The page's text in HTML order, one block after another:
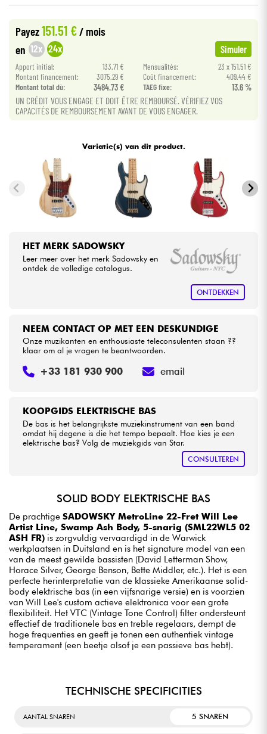
Sets
Payez151.51 € / mois
en 12x 24x Simuler
Apport initial: 133.71 € Mensualités:
23 x 151.51 €
Montant financement:
3075.29 € Coût financement:
409.44 €
Montant total dù:
3484.73 € TAEG fixe: 13.6 %
UN CRÉDIT VOUS ENGAGE ET DOIT ÊTRE REMBOURSÉ. VÉRIFIEZ VOS
CAPACITÉS DE REMBOURSEMENT AVANT DE VOUS ENGAGER.
Variatie(s) van dit product.
HET MERK SADOWSKY
Leer meer over het merk Sadowsky en
ontdek de volledige catalogus.
ONTDEKKEN
KOOPGIDS ELEKTRISCHE BAS
De bas is het belangrijkste muziekinstrument van een band
omdat hij degene is die het tempo bepaalt. Hoe kies je een
elektrische bas? Volg de muziekgids van Star.
CONSULTEREN
NEEM CONTACT OP MET EEN DESKUNDIGE
Onze muzikanten en enthousiaste teleconsulenten staan ??
klaar om al je vragen te beantwoorden.
+33 181 930 900 email
SOLID BODY ELEKTRISCHE BAS
De prachtige SADOWSKY MetroLine 22-Fret Will Lee
Artist Line, Swamp Ash Body, 5-snarig (SML22WL5 02
ASH FR) is zorgvuldig vervaardigd in de Warwick
werkplaatsen in Duitsland en is het signature model van een
van de meest gewilde bassisten (David Letterman Show,
Horace Silver, George Benson, Bette Middler, etc.). Het is een
perfecte herinterpretatie van de klassieke Amerikaanse solid-
body elektrische bas (in een vijfsnarige versie) en is voorzien
van Will Lee's custom actieve elektronica voor een grote
flexibiliteit. Het VTC (Vintage Tone Control) filter ondersteunt
effectief de traditionele bas en treble regelaars, dempt de
hoge frequenties en geeft je tonen een authentiek vintage
temperament (een beetje alsof je een passieve bas hebt).
TECHNISCHE SPECIFICITIES
AANTAL SNAREN 5 SNAREN